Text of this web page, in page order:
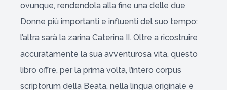
ovunque, rendendola alla fine una delle due
Donne più importanti e influenti del suo tempo:
l’altra sarà la zarina Caterina II. Oltre a ricostruire
accuratamente la sua avventurosa vita, questo
libro offre, per la prima volta, l’intero corpus
scriptorum della Beata, nella lingua originale e